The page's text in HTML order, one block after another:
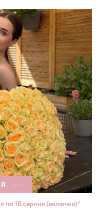
по 18 серпня (включно)*